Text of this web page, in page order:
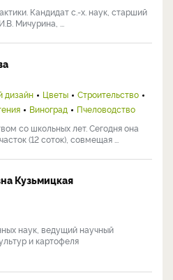
Кандидат с.-х. наук, старший
Мичурина, ...
дизайн Цветы
Строительство
Виноград
Пчеловодство
со школьных лет. Сегодня она
(12 соток), совмещая ...
Кузьмицкая
наук, ведущий научный
и картофеля